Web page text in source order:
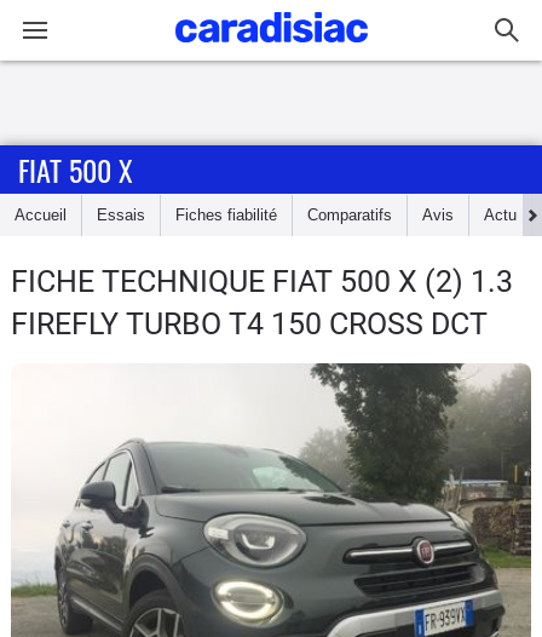
Accueil
Essais
Utilitaires
Flottes
Auto
FIAT 500 X
Accueil Essais Fiches fiabilité Comparatifs Avis Actu
FICHE TECHNIQUE FIAT 500 X (2) 1.3
FIREFLY TURBO T4 150 CROSS DCT